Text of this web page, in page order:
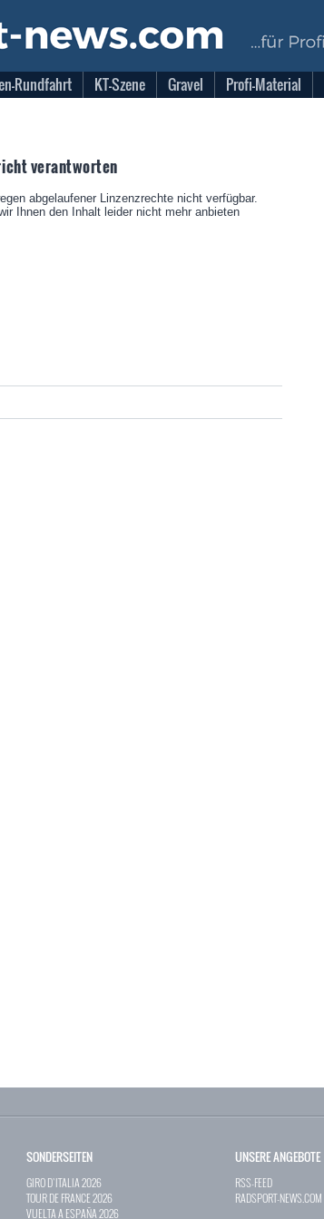
Rundfahrt KT-Szene Gravel Profi-Material
verantworten
abgelaufener Linzenzrechte nicht verfügbar.
Ihnen den Inhalt leider nicht mehr anbieten
SONDERSEITEN
GIRO D`ITALIA 2026
TOUR DE FRANCE 2026
VUELTA A ESPAÑA 2026
UNSERE ANGEBOTE
RSS-FEED
RADSPORT-NEWS.COM